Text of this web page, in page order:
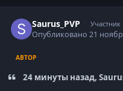
Saurus_PVP Участник
Опубликовано21
АВТОР
24 минуты назад,